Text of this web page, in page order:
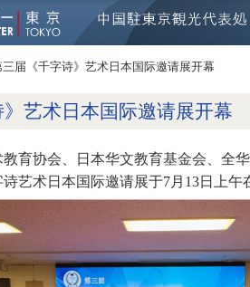
三届《千字诗》艺术日本国际邀请展开幕
艺术日本国际邀请展开幕
育协会、日本华文教育基金会、全
艺术日本国际邀请展于7月13日上午